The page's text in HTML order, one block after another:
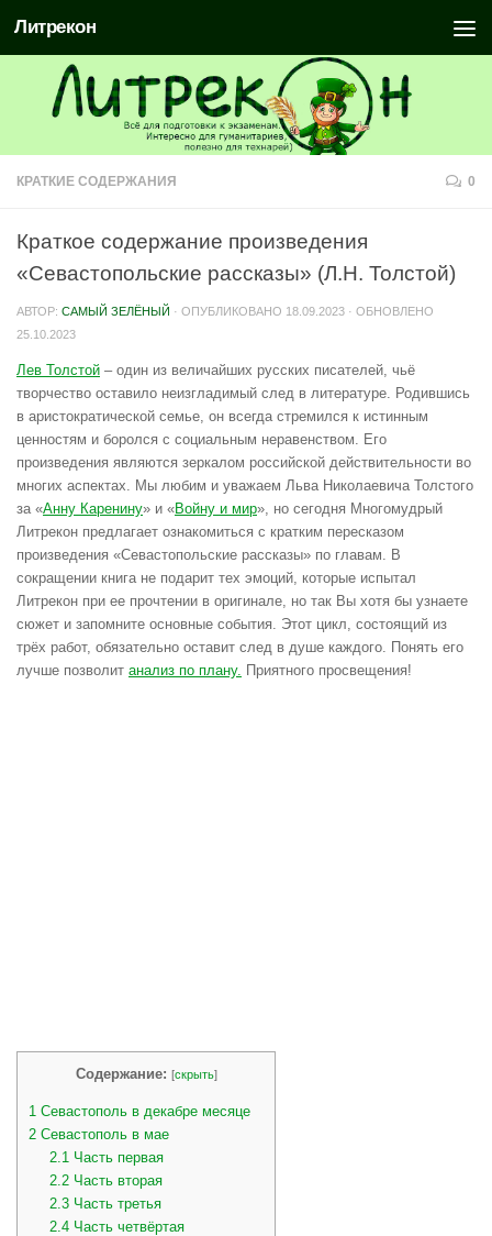
Литрекон
КРАТКИЕ СОДЕРЖАНИЯ 0
Краткое содержание произведения
«Севастопольские рассказы» (Л.Н. Толстой)
АВТОР: САМЫЙ ЗЕЛЁНЫЙ · ОПУБЛИКОВАНО 18.09.2023 · ОБНОВЛЕНО
25.10.2023
Лев Толстой – один из величайших русских писателей, чьё
творчество оставило неизгладимый след в литературе. Родившись
в аристократической семье, он всегда стремился к истинным
ценностям и боролся с социальным неравенством. Его
произведения являются зеркалом российской действительности во
многих аспектах. Мы любим и уважаем Льва Николаевича Толстого
за «Анну Каренину» и «Войну и мир», но сегодня Многомудрый
Литрекон предлагает ознакомиться с кратким пересказом
произведения «Севастопольские рассказы» по главам. В
сокращении книга не подарит тех эмоций, которые испытал
Литрекон при ее прочтении в оригинале, но так Вы хотя бы узнаете
сюжет и запомните основные события. Этот цикл, состоящий из
трёх работ, обязательно оставит след в душе каждого. Понять его
лучше позволит анализ по плану. Приятного просвещения!
Содержание: [скрыть]
1 Севастополь в декабре месяце
2 Севастополь в мае
2.1 Часть первая
2.2Часть вторая
2.3Часть третья
2.4Часть четвёртая